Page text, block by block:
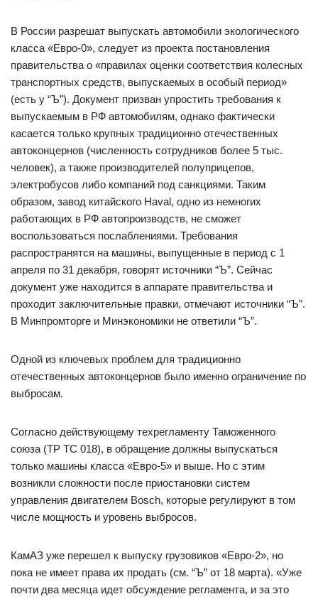
В России разрешат выпускать автомобили экологического
класса «Евро-0», следует из проекта постановления
правительства о «правилах оценки соответствия колесных
транспортных средств, выпускаемых в особый период»
(есть у “Ъ”). Документ призван упростить требования к
выпускаемым в РФ автомобилям, однако фактически
касается только крупных традиционно отечественных
автоконцернов (численность сотрудников более 5 тыс.
человек), а также производителей полуприцепов,
электробусов либо компаний под санкциями. Таким
образом, завод китайского Haval, одно из немногих
работающих в РФ автопроизводств, не сможет
воспользоваться послаблениями. Требования
распространятся на машины, выпущенные в период с 1
апреля по 31 декабря, говорят источники “Ъ”. Сейчас
документ уже находится в аппарате правительства и
проходит заключительные правки, отмечают источники “Ъ”.
В Минпромторге и Минэкономики не ответили “Ъ”.
Одной из ключевых проблем для традиционно
отечественных автоконцернов было именно ограничение по
выбросам.
Согласно действующему техрегламенту Таможенного
союза (ТР ТС 018), в обращение должны выпускаться
только машины класса «Евро-5» и выше. Но с этим
возникли сложности после приостановки систем
управления двигателем Bosch, которые регулируют в том
числе мощность и уровень выбросов.
КамАЗ уже перешел к выпуску грузовиков «Евро-2», но
пока не имеет права их продать (см. “Ъ” от 18 марта). «Уже
почти два месяца идет обсуждение регламента, и за это